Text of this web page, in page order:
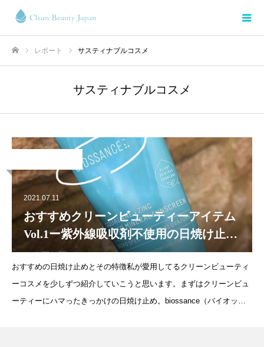
レポート サスティナブルコスメ
サスティナブルコスメ
2021.07.11
おすすめクリーンビューティーアイテム
Vol.1ー紫外線吸収剤不使用の日焼け止め
ー
おすすめの日焼け止めとその特徴私が愛用してるクリーンビューティ
ーコスメを少しずつ紹介していこうと思います。まずはクリーンビュ
ーティーにハマったきっかけの日焼け止め。biossance（バイオッサ